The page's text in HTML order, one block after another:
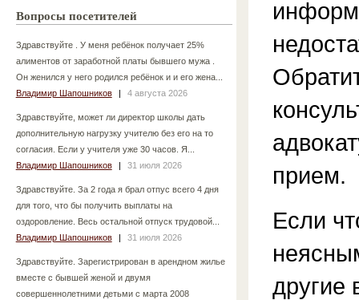
Вопросы посетителей
Здравствуйте . У меня ребёнок получает 25%
алиментов от заработной платы бывшего мужа .
Он женился у него родился ребёнок и и его жена...
Владимир Шапошников
| 4 августа 2026
Здравствуйте, может ли директор школы дать
дополнительную нагрузку учителю без его на то
согласия. Если у учителя уже 30 часов. Я...
Владимир Шапошников
| 31 июля 2026
Здравствуйте. За 2 года я брал отпус всего 4 дня
для того, что бы получить выплаты на
оздоровление. Весь остальной отпуск трудовой...
Владимир Шапошников
| 31 июля 2026
Здравствуйте. Зарегистрирован в арендном жилье
вместе с бывшей женой и двумя
совершеннолетними детьми с марта 2008
прием.
Если
другие